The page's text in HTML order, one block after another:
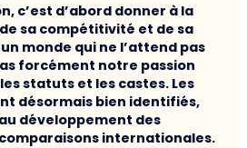
c’est d’abord donner à la
sa compétitivité et de sa
monde qui ne l’attend pas
forcément notre passion
statuts et les castes. Les
désormais bien identifiés,
développement des
internationales.